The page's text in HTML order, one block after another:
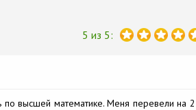
5 из 5:
высшей математике. Меня перевели на 2